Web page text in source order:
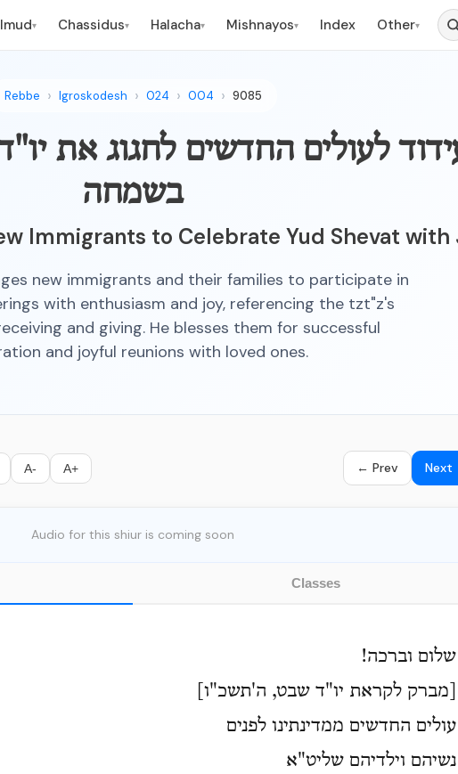
▾ Chassidus▾ Halacha▾ Mishnayos▾ Index Other▾
Rebbe Igroskodesh 024 004 9085
לעולים החדשים לחגוג את
בשמחה
Immigrants to Celebrate Yud Shevat with
new immigrants and their families to participate in
with enthusiasm and joy, referencing the tzt"z's
and giving. He blesses them for successful
and joyful reunions with loved ones.
A- A+ ← Prev Next
Audio for this shiur is coming soon
Classes
שלום וברכה!
[מברק לקראת יו"ד שבט, ה'תשכ"ו]
עולים החדשים ממדינתינו לפנים
נשיהם וילדיהם שליט"א